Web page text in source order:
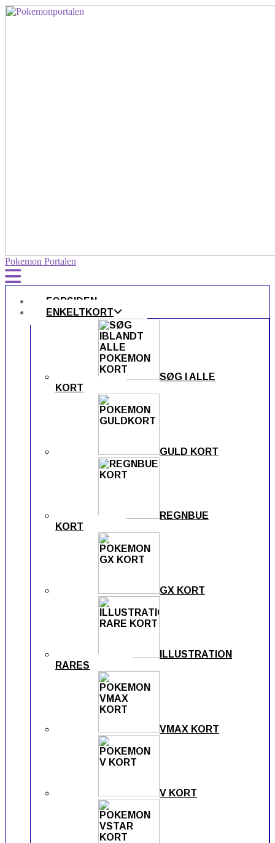
Pokemon Portalen
FORSIDEN
ENKELTKORT
SØG I ALLE
KORT
GULD KORT
REGNBUE
KORT
GX KORT
ILLUSTRATION
RARES
VMAX KORT
V KORT